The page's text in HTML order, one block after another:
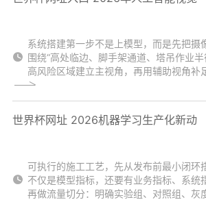
系统搭建第一步不是上模型，而是先把摄
围绕“高处临边、脚手架通道、塔吊作业
高风险区域建立主视角，再用辅助视角补
世界杯网址 2026机器学习生产化新动
可执行的施工工艺，先从发布前最小闭环
不仅是模型指标，还要有业务指标、系统
再做流量切分：明确实验组、对照组、灰